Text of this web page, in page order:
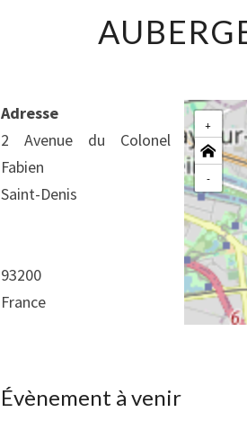
+
-
Adresse
2 Avenue du Colonel
Fabien
Saint-Denis
93200
France
Évènement à venir